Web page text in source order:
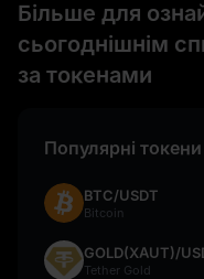
Більше для
сьогоднішнім
за токенами
Популярні токени
BTC/USDT
Bitcoin
GOLD(XAUT)/
Tether Gold